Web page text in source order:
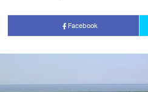
Facebook